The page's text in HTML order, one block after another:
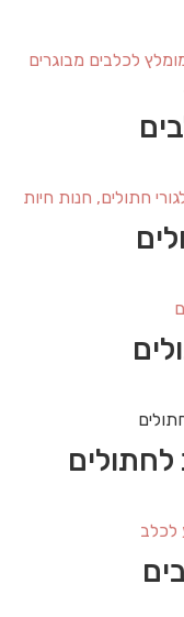
לחתולים